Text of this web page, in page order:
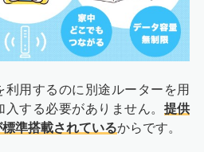
用するのに別途ルーターを用
する必要がありません。 提供
準搭載されているからです。